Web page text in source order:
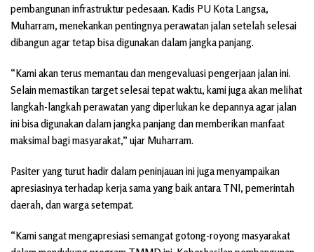
pembangunan infrastruktur pedesaan. Kadis PU Kota Langsa,
Muharram, menekankan pentingnya perawatan jalan setelah selesai
dibangun agar tetap bisa digunakan dalam jangka panjang.
“Kami akan terus memantau dan mengevaluasi pengerjaan jalan ini.
Selain memastikan target selesai tepat waktu, kami juga akan melihat
langkah-langkah perawatan yang diperlukan ke depannya agar jalan
ini bisa digunakan dalam jangka panjang dan memberikan manfaat
maksimal bagi masyarakat,” ujar Muharram.
Pasiter yang turut hadir dalam peninjauan ini juga menyampaikan
apresiasinya terhadap kerja sama yang baik antara TNI, pemerintah
daerah, dan warga setempat.
“Kami sangat mengapresiasi semangat gotong-royong masyarakat